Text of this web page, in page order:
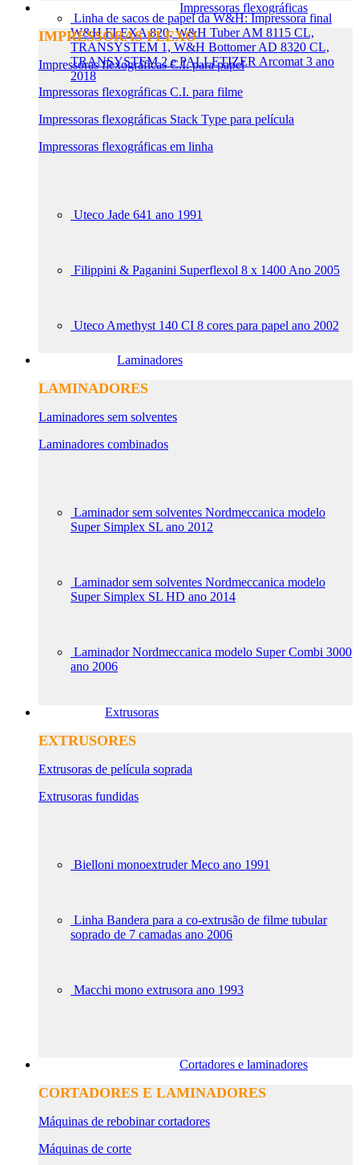
Linha de sacos de papel da W&H: Impressora final
W&H FLEXA 820, W&H Tuber AM 8115 CL,
TRANSYSTEM 1, W&H Bottomer AD 8320 CL,
TRANSYSTEM 2 e PALLETIZER Arcomat 3 ano
2018
Impressoras flexográficas
IMPRESSORAS FLEXO
Impressoras flexográficas C.I. para papel
Impressoras flexográficas C.I. para filme
Impressoras flexográficas Stack Type para película
Impressoras flexográficas em linha
Uteco Jade 641 ano 1991
Filippini & Paganini Superflexol 8 x 1400 Ano 2005
Uteco Amethyst 140 CI 8 cores para papel ano 2002
Laminadores
LAMINADORES
Laminadores sem solventes
Laminadores combinados
Laminador sem solventes Nordmeccanica modelo
Super Simplex SL ano 2012
Laminador sem solventes Nordmeccanica modelo
Super Simplex SL HD ano 2014
Laminador Nordmeccanica modelo Super Combi 3000
ano 2006
Extrusoras
EXTRUSORES
Extrusoras de película soprada
Extrusoras fundidas
Bielloni monoextruder Meco ano 1991
Linha Bandera para a co-extrusão de filme tubular
soprado de 7 camadas ano 2006
Macchi mono extrusora ano 1993
Cortadores e laminadores
CORTADORES E LAMINADORES
Máquinas de rebobinar cortadores
Máquinas de corte